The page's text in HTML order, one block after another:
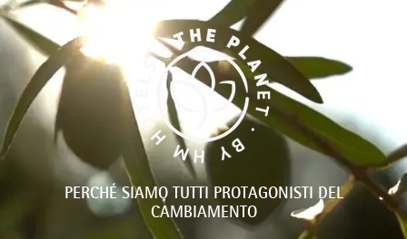
PERCHÉ SIAMO TUTTI PROTAGONISTI DEL
CAMBIAMENTO